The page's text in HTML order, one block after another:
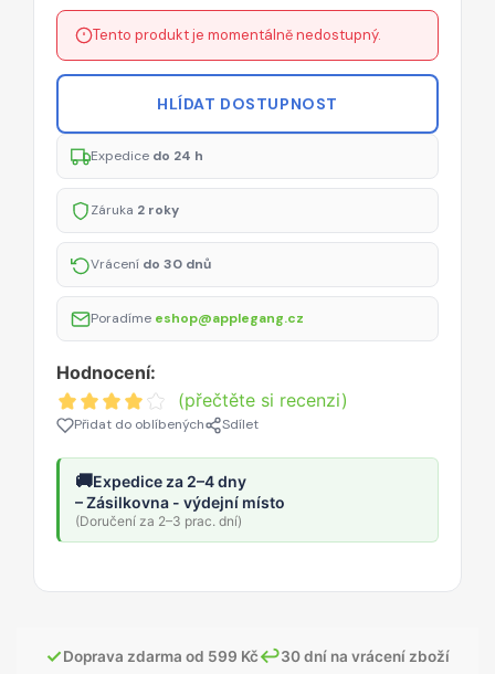
Tento produkt je momentálně nedostupný.
HLÍDAT DOSTUPNOST
Expedice do 24 h
Záruka 2 roky
Vrácení do 30 dnů
Poradíme eshop@applegang.cz
Hodnocení:
(přečtěte si recenzi)
Přidat do oblíbených Sdílet
🚚Expedice za 2–4 dny
– Zásilkovna - výdejní místo
(Doručení za 2–3 prac. dní)
✓Doprava zdarma od 599 Kč↩30 dní na vrácení zboží